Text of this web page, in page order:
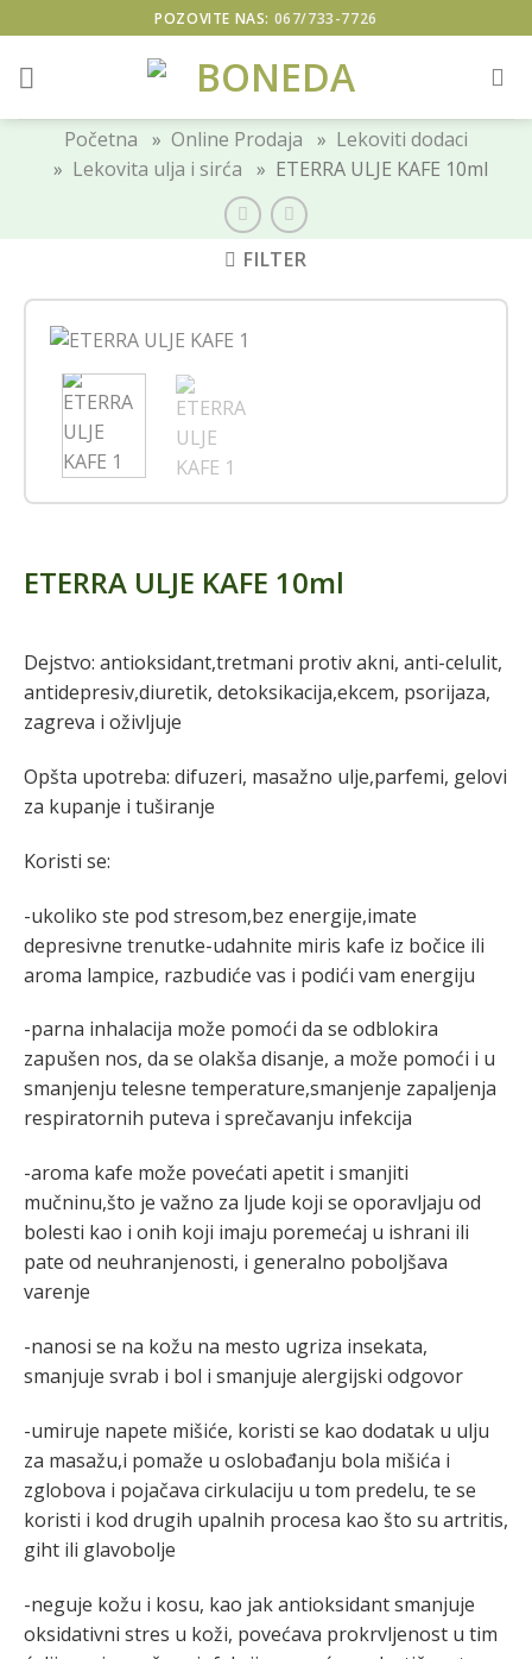
to
content
POZOVITE NAS: 067/733-7726
Početna » Online Prodaja » Lekoviti dodaci
» Lekovita ulja i sirća » ETERRA ULJE KAFE 10ml
FILTER
ETERRA ULJE KAFE 10ml
Dejstvo: antioksidant,tretmani protiv akni, anti-celulit,
antidepresiv,diuretik, detoksikacija,ekcem, psorijaza,
zagreva i oživljuje
Opšta upotreba: difuzeri, masažno ulje,parfemi, gelovi
za kupanje i tuširanje
Koristi se:
-ukoliko ste pod stresom,bez energije,imate
depresivne trenutke-udahnite miris kafe iz bočice ili
aroma lampice, razbudiće vas i podići vam energiju
-parna inhalacija može pomoći da se odblokira
zapušen nos, da se olakša disanje, a može pomoći i u
smanjenju telesne temperature,smanjenje zapaljenja
respiratornih puteva i sprečavanju infekcija
-aroma kafe može povećati apetit i smanjiti
mučninu,što je važno za ljude koji se oporavljaju od
bolesti kao i onih koji imaju poremećaj u ishrani ili
pate od neuhranjenosti, i generalno poboljšava
varenje
-nanosi se na kožu na mesto ugriza insekata,
smanjuje svrab i bol i smanjuje alergijski odgovor
-umiruje napete mišiće, koristi se kao dodatak u ulju
za masažu,i pomaže u oslobađanju bola mišića i
zglobova i pojačava cirkulaciju u tom predelu, te se
koristi i kod drugih upalnih procesa kao što su artritis,
giht ili glavobolje
-neguje kožu i kosu, kao jak antioksidant smanjuje
oksidativni stres u koži, povećava prokrvljenost u tim